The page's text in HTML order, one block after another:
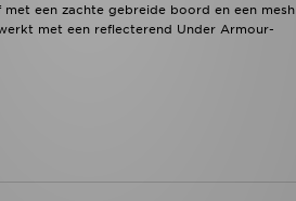
een zachte gebreide boord en een mesh
met een reflecterend Under Armour-